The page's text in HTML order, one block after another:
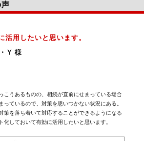
活用したいと思います。
Ｙ 様
こうあるものの、相続が直前にせまっている場合
っているので、対策を思いつかない状況にある。
策を落ち着いて対応することができるようになる
化しておいて有効に活用したいと思います。